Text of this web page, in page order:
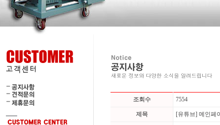
조회수 7554
제목 [유튜브] 메인페